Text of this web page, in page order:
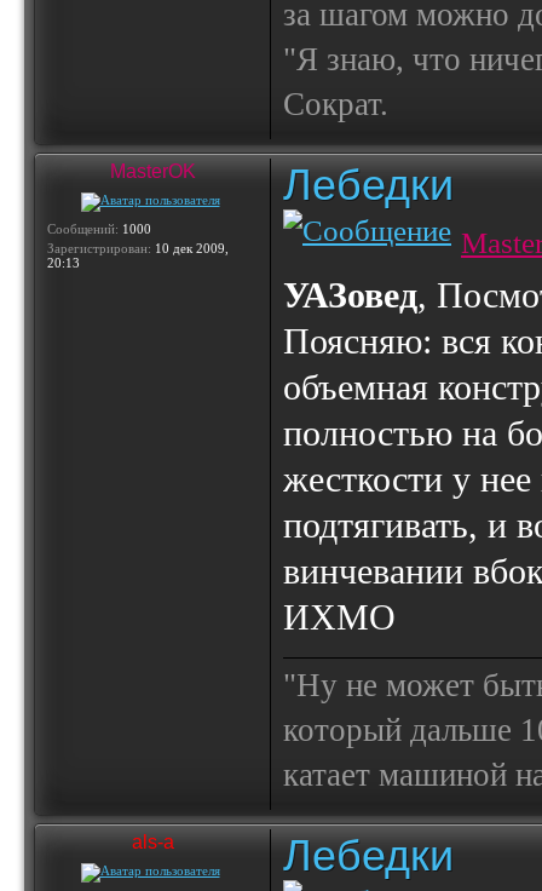
за шагом можно
"Я знаю, что
Сократ.
MasterOK
Сообщений: 1000
Зарегистрирован: 10 дек 2009,
20:13
Лебедки
УАЗовед,
Поясняю: вся
объемная
полностью на
жесткости у нее
подтягивать, и
винчевании
ИХМО
"Ну не может
который дальше
катает машиной
als-a Лебедки